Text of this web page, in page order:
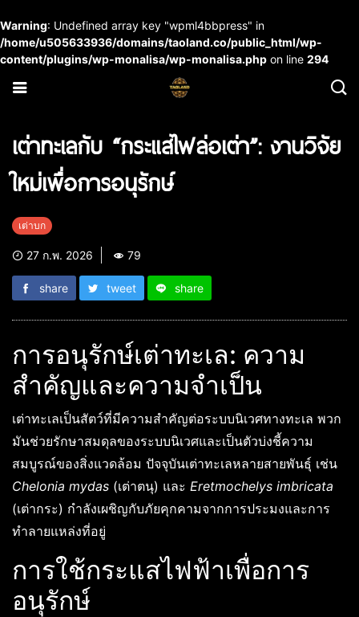
Warning: Undefined array key "wpml4bbpress" in
/home/u505633936/domains/taoland.co/public_html/wp-
content/plugins/wp-monalisa/wp-monalisa.php on line 294
เต่าทะเลกับ “กระแสไฟล่อเต่า”: งานวิจัย
ใหม่เพื่อการอนุรักษ์
เต่าบก
27 ก.พ. 2026 79
share tweet share
การอนุรักษ์เต่าทะเล: ความ
สำคัญและความจำเป็น
เต่าทะเลเป็นสัตว์ที่มีความสำคัญต่อระบบนิเวศทางทะเล พวก
มันช่วยรักษาสมดุลของระบบนิเวศและเป็นตัวบ่งชี้ความ
สมบูรณ์ของสิ่งแวดล้อม ปัจจุบันเต่าทะเลหลายสายพันธุ์ เช่น
Chelonia mydas (เต่าตนุ) และ Eretmochelys imbricata
(เต่ากระ) กำลังเผชิญกับภัยคุกคามจากการประมงและการ
ทำลายแหล่งที่อยู่
การใช้กระแสไฟฟ้าเพื่อการ
อนุรักษ์